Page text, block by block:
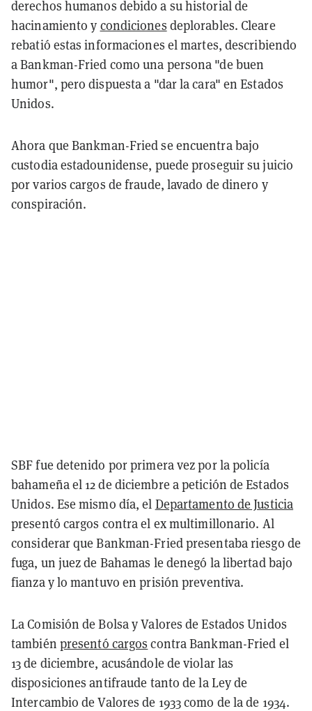
derechos humanos debido a su historial de
hacinamiento y condiciones deplorables. Cleare
rebatió estas informaciones el martes, describiendo
a Bankman-Fried como una persona "de buen
humor", pero dispuesta a "dar la cara" en Estados
Unidos.
Ahora que Bankman-Fried se encuentra bajo
custodia estadounidense, puede proseguir su juicio
por varios cargos de fraude, lavado de dinero y
conspiración.
SBF fue detenido por primera vez por la policía
bahameña el 12 de diciembre a petición de Estados
Unidos. Ese mismo día, el Departamento de Justicia
presentó cargos contra el ex multimillonario. Al
considerar que Bankman-Fried presentaba riesgo de
fuga, un juez de Bahamas le denegó la libertad bajo
fianza y lo mantuvo en prisión preventiva.
La Comisión de Bolsa y Valores de Estados Unidos
también presentó cargos contra Bankman-Fried el
13 de diciembre, acusándole de violar las
disposiciones antifraude tanto de la Ley de
Intercambio de Valores de 1933 como de la de 1934.